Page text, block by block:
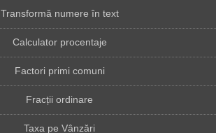
Transformă numere în text
Calculator procentaje
Factori primi comuni
Fracții ordinare
Taxa pe Vânzări